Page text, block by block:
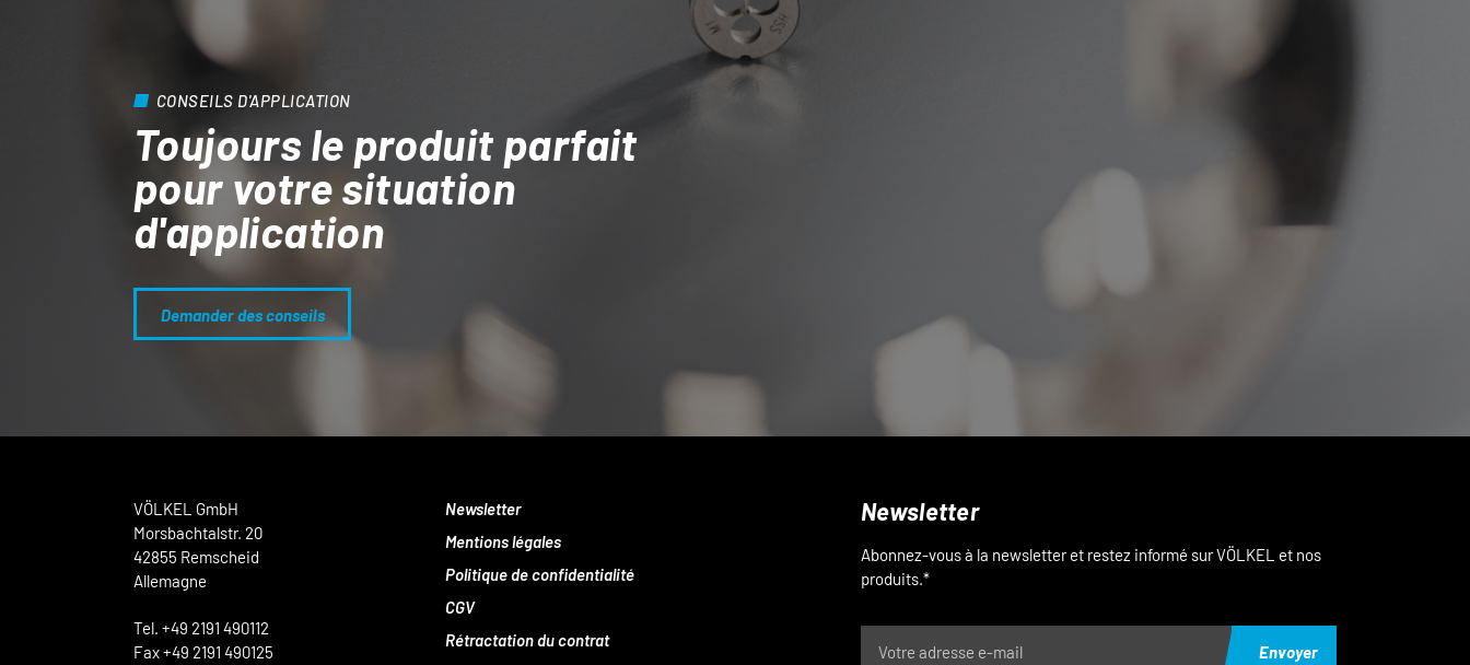
CONSEILS D'APPLICATION
Toujours le produit parfait
pour votre situation
d'application
Demander des conseils
VÖLKEL GmbH
Morsbachtalstr. 20
42855 Remscheid
Allemagne
Tel. +49 2191 490112
Fax +49 2191 490125
Newsletter
Mentions légales
Politique de confidentialité
CGV
Rétractation du contrat
Newsletter
Abonnez-vous à la newsletter et restez informé sur VÖLKEL et nos
produits.*
Envoyer